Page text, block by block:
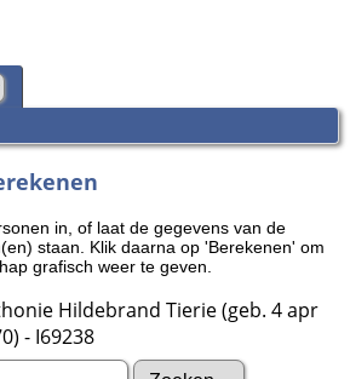
in, of laat de gegevens van de
staan. Klik daarna op 'Berekenen' om
grafisch weer te geven.
Hildebrand Tierie (geb. 4 apr
- I69238